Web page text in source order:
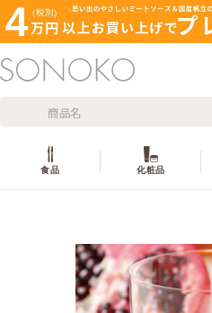
食品 化粧品